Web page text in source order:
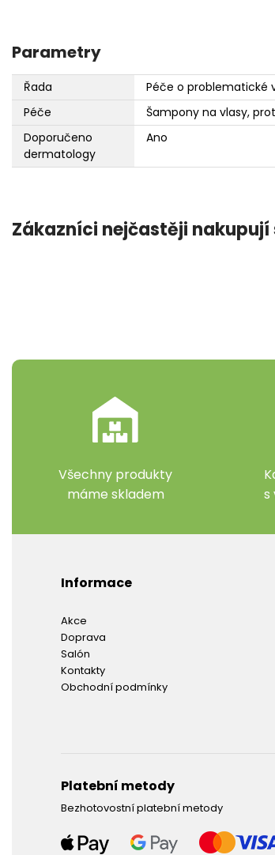
Parametry
Řada
Péče o problematické
Péče
Šampony na vlasy,
Doporučeno
dermatology
Ano
Zákazníci nejčastěji
Všechny produkty
máme skladem
s
Informace
Akce
Doprava
Salón
Kontakty
Obchodní podmínky
Platební metody
Bezhotovostní platební metody